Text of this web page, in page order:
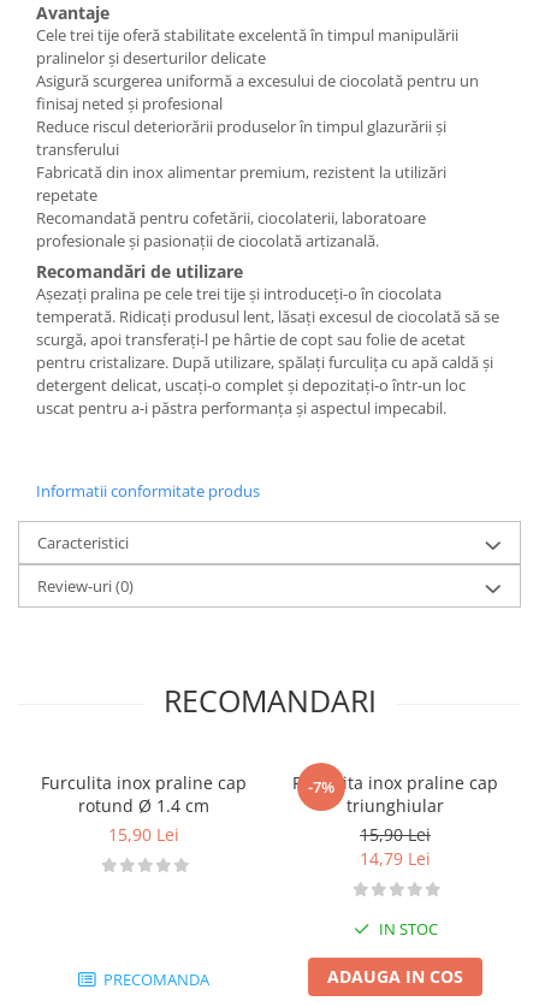
Avantaje
Cele trei tije oferă stabilitate excelentă în timpul manipulării
pralinelor și deserturilor delicate
Asigură scurgerea uniformă a excesului de ciocolată pentru un
finisaj neted și profesional
Reduce riscul deteriorării produselor în timpul glazurării și
transferului
Fabricată din inox alimentar premium, rezistent la utilizări
repetate
Recomandată pentru cofetării, ciocolaterii, laboratoare
profesionale și pasionații de ciocolată artizanală.
Recomandări de utilizare
Așezați pralina pe cele trei tije și introduceți-o în ciocolata
temperată. Ridicați produsul lent, lăsați excesul de ciocolată să se
scurgă, apoi transferați-l pe hârtie de copt sau folie de acetat
pentru cristalizare. După utilizare, spălați furculița cu apă caldă și
detergent delicat, uscați-o complet și depozitați-o într-un loc
uscat pentru a-i păstra performanța și aspectul impecabil.
Informatii conformitate produs
Caracteristici
Review-uri(0)
RECOMANDARI
Furculita inox praline cap
rotund Ø 1.4 cm
15,90 Lei
PRECOMANDA
-7%
Furculita inox praline cap
triunghiular
15,90 Lei
14,79 Lei
IN STOC
ADAUGA IN COS